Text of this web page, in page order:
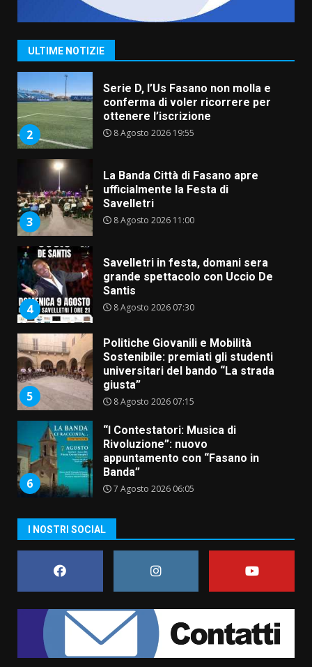
ULTIME NOTIZIE
1
Grande successo per la “Sagra
del Pesce Spada” a Savelletri
9 Agosto 2026 07:32
2
Serie D, l’Us Fasano non molla e
conferma di voler ricorrere per
ottenere l’iscrizione
8 Agosto 2026 19:55
3
La Banda Città di Fasano apre
ufficialmente la Festa di
Savelletri
8 Agosto 2026 11:00
4
Savelletri in festa, domani sera
grande spettacolo con Uccio De
Santis
8 Agosto 2026 07:30
5
Politiche Giovanili e Mobilità
Sostenibile: premiati gli studenti
universitari del bando “La strada
giusta”
8 Agosto 2026 07:15
6
“I Contestatori: Musica di
Rivoluzione”: nuovo
appuntamento con “Fasano in
Banda”
7 Agosto 2026 06:05
amarezza per esclusione dal
campionato di calcio”
7 Agosto 2026 06:00
1
Grande successo per la “Sagra
del Pesce Spada” a Savelletri
9 Agosto 2026 07:32
I NOSTRI SOCIAL